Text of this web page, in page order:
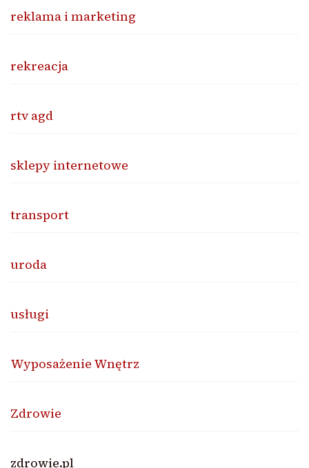
reklama i marketing
rekreacja
rtv agd
sklepy internetowe
transport
uroda
usługi
Wyposażenie Wnętrz
Zdrowie
zdrowie.pl